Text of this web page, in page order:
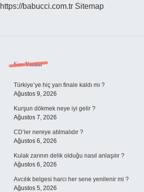
https://babucci.com.tr Sitemap
Sidebar
Son Yazılar
Türkiye’ye hiç yarı finale kaldı mı ?
Ağustos 9, 2026
Kurşun dökmek neye iyi gelir ?
Ağustos 7, 2026
CD’ler nereye atılmalıdır ?
Ağustos 6, 2026
Kulak zarının delik olduğu nasıl anlaşılır ?
Ağustos 6, 2026
Avcılık belgesi harcı her sene yenilenir mi ?
Ağustos 5, 2026